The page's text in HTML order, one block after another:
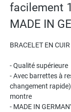
facilement
MADE IN
BRACELET EN
- Qualité supérieure
- Avec barrettes à
changement
montre
- MADE IN